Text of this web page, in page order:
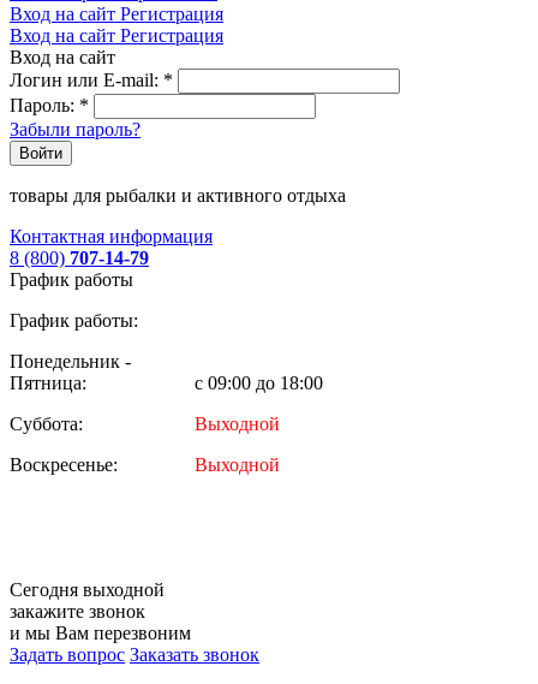
Вход на сайт Регистрация
Вход на сайт Регистрация
Вход на сайт
Логин или E-mail: *
Пароль: *
Забыли пароль?
Войти
товары для рыбалки и активного отдыха
Контактная информация
8 (800) 707-14-79
График работы
График работы:
Понедельник -
Пятница:
с 09:00 до 18:00
Суббота:
Выходной
Воскресенье:
Выходной
Сегодня выходной
закажите звонок
и мы Вам перезвоним
Задать вопрос Заказать звонок